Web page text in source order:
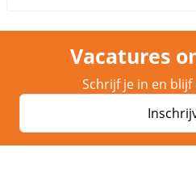
Vacatures
Schrijf je in en